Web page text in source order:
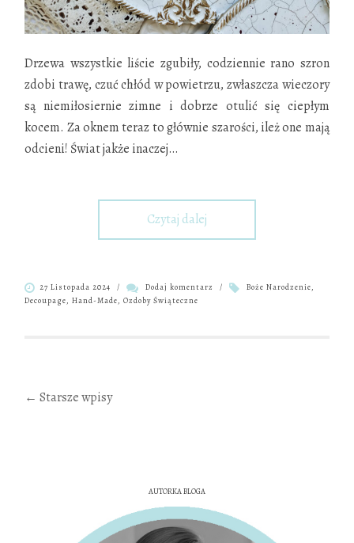
Drzewa wszystkie liście zgubiły, codziennie rano szron
zdobi trawę, czuć chłód w powietrzu, zwłaszcza wieczory
są niemiłosiernie zimne i dobrze otulić się ciepłym
kocem. Za oknem teraz to głównie szarości, ileż one mają
odcieni! Świat jakże inaczej…
Czytaj dalej
27 Listopada 2024 / Dodaj komentarz / Boże Narodzenie,
Decoupage,Hand-Made,Ozdoby Świąteczne
Nawigacja
← Starsze wpisy
AUTORKA BLOGA